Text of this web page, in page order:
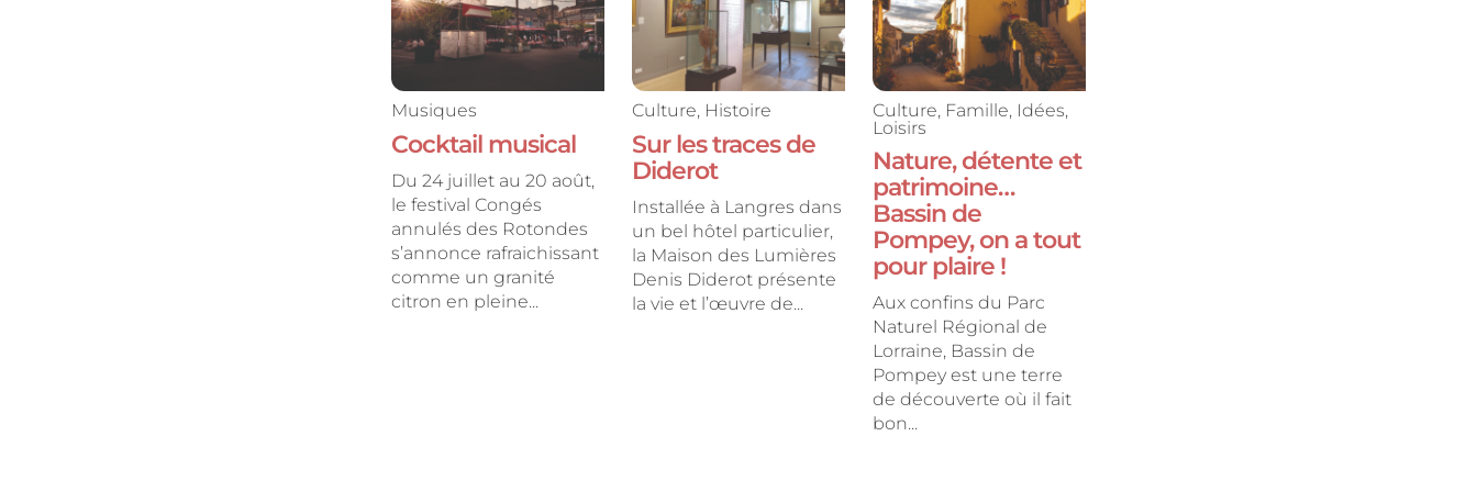
Musiques
Cocktail musical
Du 24 juillet au 20 août,
le festival Congés
annulés des Rotondes
s’annonce rafraichissant
comme un granité
citron en pleine...
Culture, Histoire
Sur les traces de
Diderot
Installée à Langres dans
un bel hôtel particulier,
la Maison des Lumières
Denis Diderot présente
la vie et l’œuvre de...
Culture, Famille, Idées,
Loisirs
Nature, détente et
patrimoine…
Bassin de
Pompey, on a tout
pour plaire !
Aux confins du Parc
Naturel Régional de
Lorraine, Bassin de
Pompey est une terre
de découverte où il fait
bon...